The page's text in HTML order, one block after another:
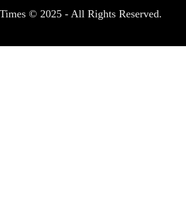
© 2025 - All Rights Reserved.